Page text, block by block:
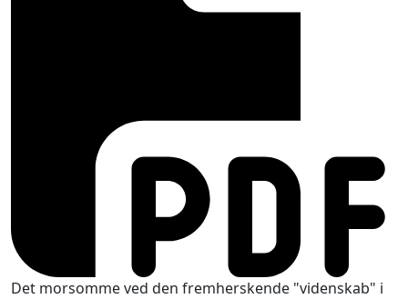
Det morsomme ved den fremherskende "videnskab" i